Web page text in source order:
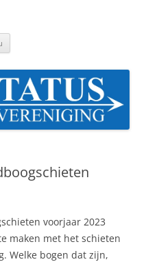
voorjaar 2023
maken met het schieten
Welke bogen dat zijn,